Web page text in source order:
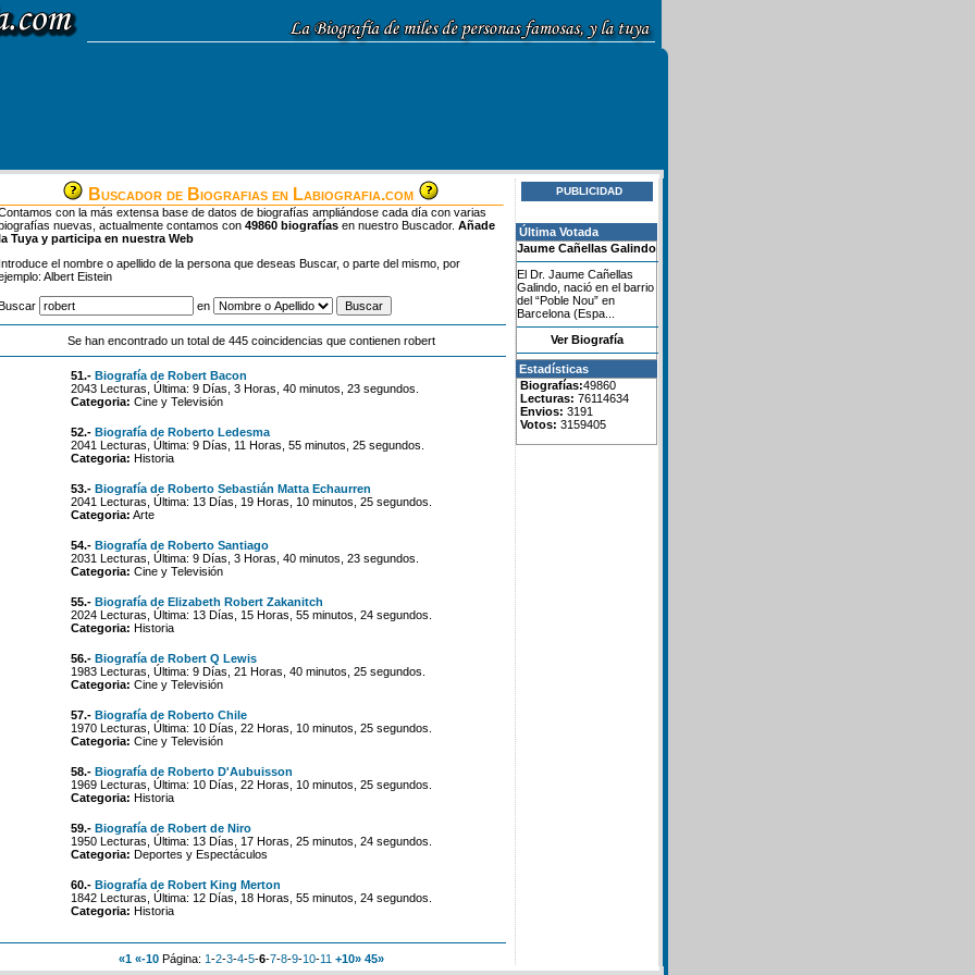
Buscador de Biografias en Labiografia.com
con la más extensa base de datos de biografías ampliándose cada día con varias
nuevas, actualmente contamos con 49860 biografías en nuestro Buscador. Añade
Tuya y participa en nuestra Web
Introduce el nombre o apellido de la persona que deseas Buscar, o parte del mismo, por
Albert Eistein
en
Se han encontrado un total de 445 coincidencias que contienen robert
51.- Biografía de Robert Bacon
2043 Lecturas, Última: 9 Días, 3 Horas, 40 minutos, 23 segundos.
Categoria: Cine y Televisión
52.- Biografía de Roberto Ledesma
2041 Lecturas, Última: 9 Días, 11 Horas, 55 minutos, 25 segundos.
Categoria: Historia
53.- Biografía de Roberto Sebastián Matta Echaurren
2041 Lecturas, Última: 13 Días, 19 Horas, 10 minutos, 25 segundos.
Categoria: Arte
54.- Biografía de Roberto Santiago
2031 Lecturas, Última: 9 Días, 3 Horas, 40 minutos, 23 segundos.
Categoria: Cine y Televisión
55.- Biografía de Elizabeth Robert Zakanitch
2024 Lecturas, Última: 13 Días, 15 Horas, 55 minutos, 24 segundos.
Categoria: Historia
56.- Biografía de Robert Q Lewis
1983 Lecturas, Última: 9 Días, 21 Horas, 40 minutos, 25 segundos.
Categoria: Cine y Televisión
57.- Biografía de Roberto Chile
1970 Lecturas, Última: 10 Días, 22 Horas, 10 minutos, 25 segundos.
Categoria: Cine y Televisión
58.- Biografía de Roberto D'Aubuisson
1969 Lecturas, Última: 10 Días, 22 Horas, 10 minutos, 25 segundos.
Categoria: Historia
59.- Biografía de Robert de Niro
1950 Lecturas, Última: 13 Días, 17 Horas, 25 minutos, 24 segundos.
Categoria: Deportes y Espectáculos
60.- Biografía de Robert King Merton
1842 Lecturas, Última: 12 Días, 18 Horas, 55 minutos, 24 segundos.
Categoria: Historia
«1 «-10 Página: 1-2-3-4-5-6-7-8-9-10-11 +10» 45»
PUBLICIDAD
Última Votada
Jaume Cañellas Galindo
El Dr. Jaume Cañellas
Galindo, nació en el barrio
del “Poble Nou” en
Barcelona (Espa...
Ver Biografía
Estadísticas
Biografías:49860
Lecturas: 76114634
Envios: 3191
Votos: 3159405